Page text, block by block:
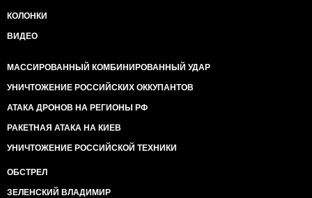
КОЛОНКИ
ВИДЕО
МАССИРОВАННЫЙ КОМБИНИРОВАННЫЙ УДАР
УНИЧТОЖЕНИЕ РОССИЙСКИХ ОККУПАНТОВ
АТАКА ДРОНОВ НА РЕГИОНЫ РФ
РАКЕТНАЯ АТАКА НА КИЕВ
УНИЧТОЖЕНИЕ РОССИЙСКОЙ ТЕХНИКИ
ОБСТРЕЛ
ЗЕЛЕНСКИЙ ВЛАДИМИР